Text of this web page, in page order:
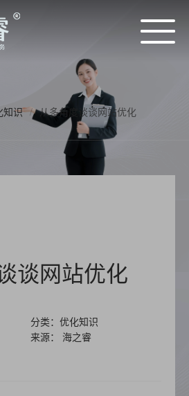
知识 / 从多角度谈谈网站优化
谈网站优化
分类：优化知识
来源： 海之睿